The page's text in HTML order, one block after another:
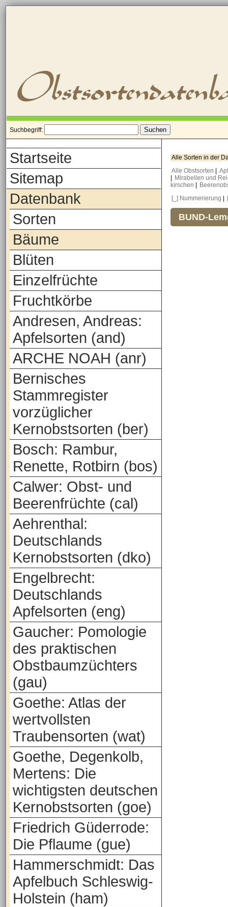
Suchbegriff:
Startseite
Sitemap
Datenbank
Sorten
Bäume
Blüten
Einzelfrüchte
Fruchtkörbe
Andresen, Andreas:
Apfelsorten (and)
ARCHE NOAH (anr)
Bernisches
Stammregister
vorzüglicher
Kernobstsorten (ber)
Bosch: Rambur,
Renette, Rotbirn (bos)
Calwer: Obst- und
Beerenfrüchte (cal)
Aehrenthal:
Deutschlands
Kernobstsorten (dko)
Engelbrecht:
Deutschlands
Apfelsorten (eng)
Gaucher: Pomologie
des praktischen
Obstbaumzüchters
(gau)
Goethe: Atlas der
wertvollsten
Traubensorten (wat)
Goethe, Degenkolb,
Mertens: Die
wichtigsten deutschen
Kernobstsorten (goe)
Friedrich Güderrode:
Die Pflaume (gue)
Hammerschmidt: Das
Apfelbuch Schleswig-
Holstein (ham)
Alle Sorten in der
Alle Obstsorten
Mirabellen und
kirschen
[_] Nummerierung
BUND-